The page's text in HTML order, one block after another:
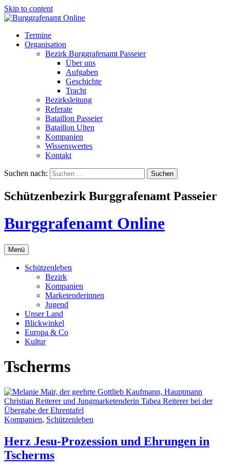
Skip to content
Termine
Organisation
Bezirk Burggrafenamt Passeier
Über uns
Aufgaben
Geschichte
Tracht
Bezirksleitung
Referate
Bataillon Passeier
Bataillon Ulten
Kompanien
Wissenswertes
Kontakt
Suchen nach:
Schützenbezirk Burggrafenamt Passeier
Burggrafenamt Online
Menü
Schützenleben
Bezirk
Kompanien
Marketenderinnen
Jugend
Unser Land
Blickwinkel
Europa & Co
Kultur
Tscherms
Kompanien, Schützenleben
Herz Jesu-Prozession und Ehrungen in
Tscherms